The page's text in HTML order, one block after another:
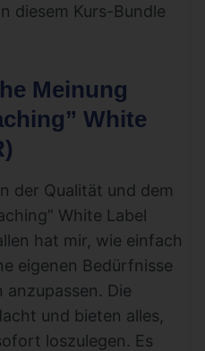
diesem Kurs-Bundle
Meinung
White
der Qualität und dem
White Label
hat mir, wie einfach
eigenen Bedürfnisse
anzupassen. Die
und bieten alles,
loszulegen. Es